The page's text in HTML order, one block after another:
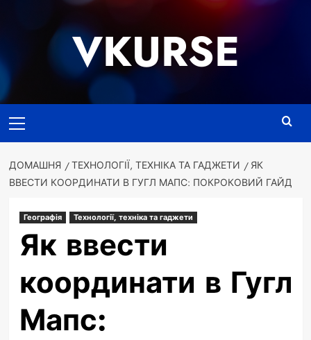
VKURSE
меню
ДОМАШНЯ ТЕХНОЛОГІЇ, ТЕХНІКА ТА ГАДЖЕТИ
ЯК
ВВЕСТИ КООРДИНАТИ В ГУГЛ МАПС: ПОКРОКОВИЙ ГАЙД
Географія Технології, техніка та гаджети
Як ввести
координати в Гугл
Мапс: